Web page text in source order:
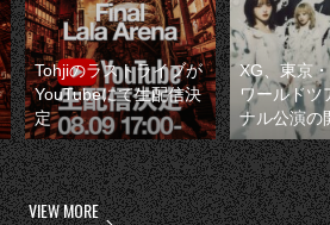
Tohjiのラストライブが
YouTubeにて生配信決
定
XG、東京
ワールドツ
ナル公演の
VIEW MORE